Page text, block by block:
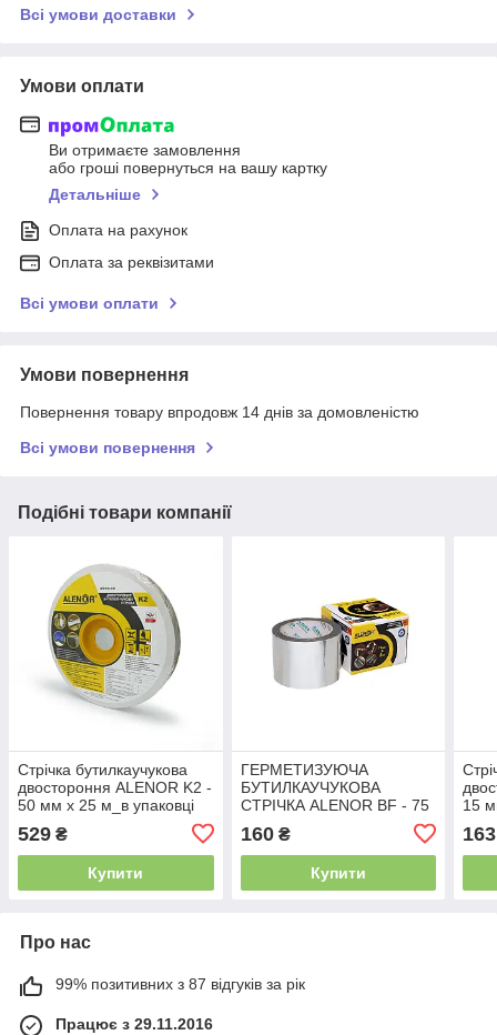
Всі умови доставки
Умови оплати
Ви отримаєте замовлення
або гроші повернуться на вашу картку
Детальніше
Оплата на рахунок
Оплата за реквізитами
Всі умови оплати
Умови повернення
Повернення товару впродовж 14 днів за домовленістю
Всі умови повернення
Подібні товари компанії
Стрічка бутилкаучукова
двостороння ALENOR K2 -
50 мм х 25 м_в упаковці
529 ₴
Купити
ГЕРМЕТИЗУЮЧА
БУТИЛКАУЧУКОВА
СТРІЧКА ALENOR BF - 75
160₴
Купити
15
163
Про нас
99% позитивних з 87 відгуків за рік
Працює з 29.11.2016